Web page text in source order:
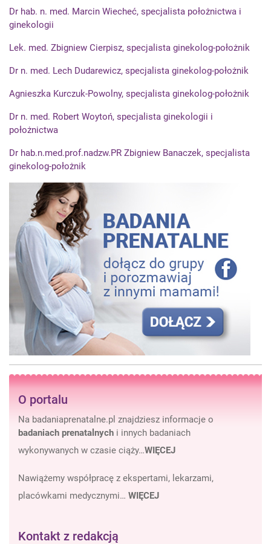
Dr hab. n. med. Marcin Wiecheć, specjalista położnictwa i
ginekologii
Lek. med. Zbigniew Cierpisz, specjalista ginekolog-położnik
Dr n. med. Lech Dudarewicz, specjalista ginekolog-położnik
Agnieszka Kurczuk-Powolny, specjalista ginekolog-położnik
Dr n. med. Robert Woytoń, specjalista ginekologii i
położnictwa
Dr hab.n.med.prof.nadzw.PR Zbigniew Banaczek, specjalista
ginekolog-położnik
O portalu
Na badaniaprenatalne.pl znajdziesz informacje o
badaniach prenatalnych i innych badaniach
wykonywanych w czasie ciąży…WIĘCEJ
Nawiążemy współpracę z ekspertami, lekarzami,
placówkami medycznymi… WIĘCEJ
Kontakt z redakcją